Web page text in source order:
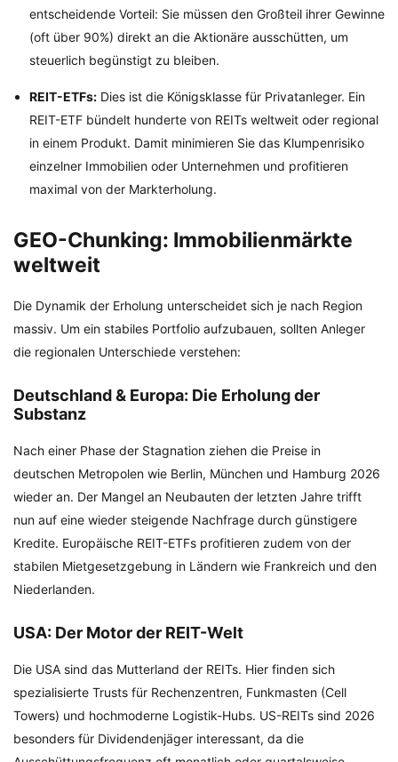
entscheidende Vorteil: Sie müssen den Großteil ihrer Gewinne
(oft über 90%) direkt an die Aktionäre ausschütten, um
steuerlich begünstigt zu bleiben.
REIT-ETFs: Dies ist die Königsklasse für Privatanleger. Ein
REIT-ETF bündelt hunderte von REITs weltweit oder regional
in einem Produkt. Damit minimieren Sie das Klumpenrisiko
einzelner Immobilien oder Unternehmen und profitieren
maximal von der Markterholung.
GEO-Chunking: Immobilienmärkte
weltweit
Die Dynamik der Erholung unterscheidet sich je nach Region
massiv. Um ein stabiles Portfolio aufzubauen, sollten Anleger
die regionalen Unterschiede verstehen:
Deutschland & Europa: Die Erholung der
Substanz
Nach einer Phase der Stagnation ziehen die Preise in
deutschen Metropolen wie Berlin, München und Hamburg 2026
wieder an. Der Mangel an Neubauten der letzten Jahre trifft
nun auf eine wieder steigende Nachfrage durch günstigere
Kredite. Europäische REIT-ETFs profitieren zudem von der
stabilen Mietgesetzgebung in Ländern wie Frankreich und den
Niederlanden.
USA: Der Motor der REIT-Welt
Die USA sind das Mutterland der REITs. Hier finden sich
spezialisierte Trusts für Rechenzentren, Funkmasten (Cell
Towers) und hochmoderne Logistik-Hubs. US-REITs sind 2026
besonders für Dividendenjäger interessant, da die